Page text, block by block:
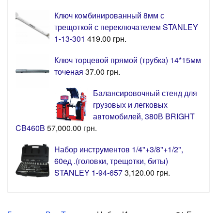
Ключ комбинированный 8мм с
трещоткой с переключателем STANLEY
1-13-301 419.00 грн.
Ключ торцевой прямой (трубка) 14*15мм
точеная 37.00 грн.
Балансировочный стенд для
грузовых и легковых
автомобилей, 380В BRIGHT
CB460B 57,000.00 грн.
Набор инструментов 1/4"+3/8"+1/2",
60ед .(головки, трещотки, биты)
STANLEY 1-94-6573,120.00 грн.